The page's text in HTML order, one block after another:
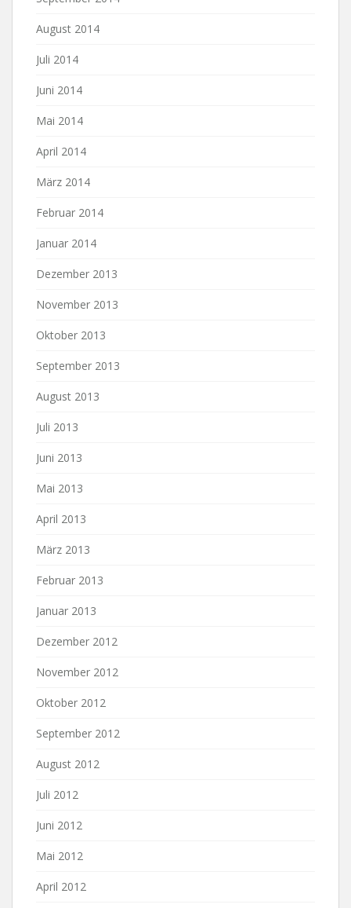
August 2014
Juli 2014
Juni 2014
Mai 2014
April 2014
März 2014
Februar 2014
Januar 2014
Dezember 2013
November 2013
Oktober 2013
September 2013
August 2013
Juli 2013
Juni 2013
Mai 2013
April 2013
März 2013
Februar 2013
Januar 2013
Dezember 2012
November 2012
Oktober 2012
September 2012
August 2012
Juli 2012
Juni 2012
Mai 2012
April 2012